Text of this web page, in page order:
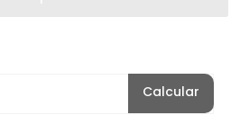
Calcular